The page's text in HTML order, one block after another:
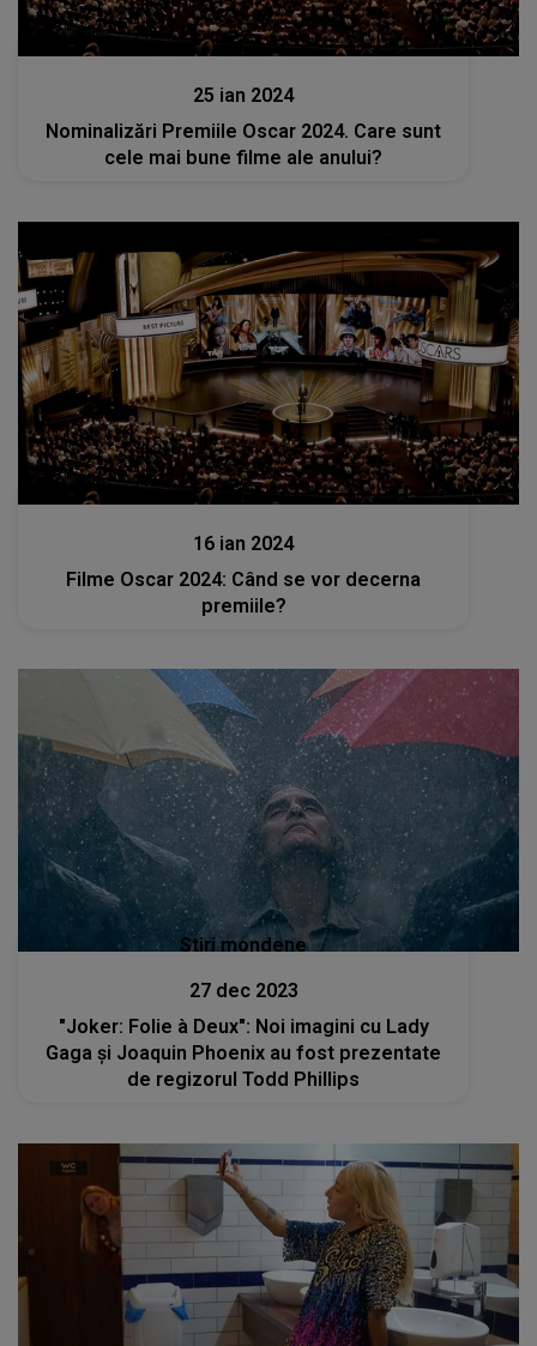
Stiri
25 ian 2024
Nominalizări Premiile Oscar 2024. Care sunt
cele mai bune filme ale anului?
Stiri
16 ian 2024
Filme Oscar 2024: Când se vor decerna
premiile?
Stiri mondene
27 dec 2023
"Joker: Folie à Deux": Noi imagini cu Lady
Gaga şi Joaquin Phoenix au fost prezentate
de regizorul Todd Phillips